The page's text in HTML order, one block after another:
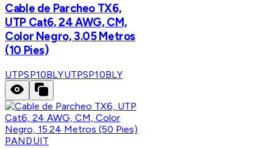
Cable de Parcheo TX6,
UTP Cat6, 24 AWG, CM,
Color Negro, 3.05 Metros
(10 Pies)
UTPSP10BLYUTPSP10BLY
PANDUIT